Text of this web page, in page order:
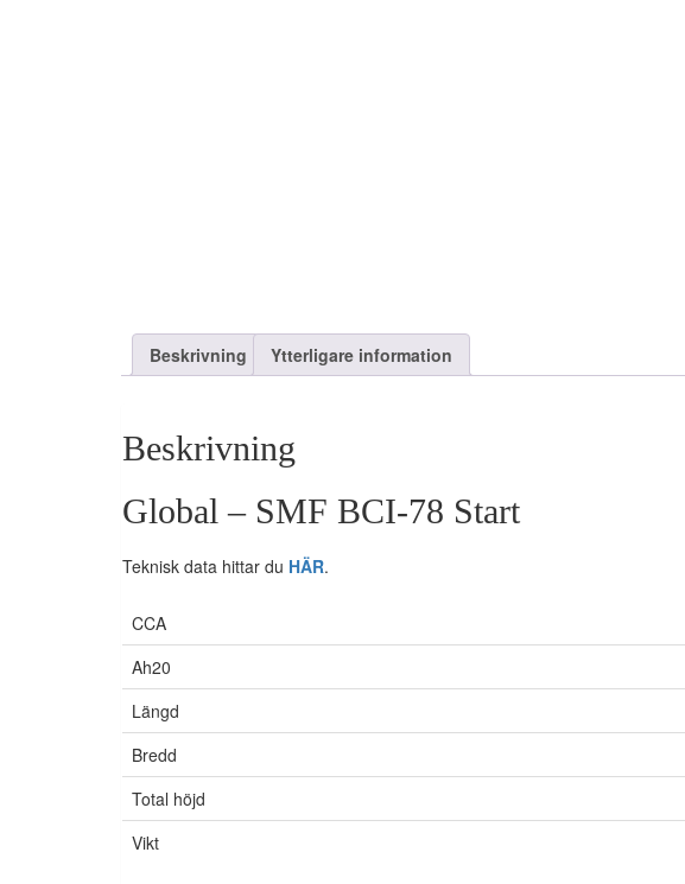
Beskrivning Ytterligare information
Beskrivning
Global – SMF BCI-78 Start
Teknisk data hittar du HÄR.
CCA
Ah20
Längd
Bredd
Total höjd
Vikt